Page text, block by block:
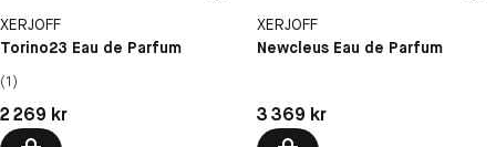
XERJOFF
Torino23 Eau de Parfum
(1)
Pris: 2 269 kr
2 269 kr
XERJOFF
Newcleus Eau de Parfum
Pris: 3 369 kr
3 369 kr